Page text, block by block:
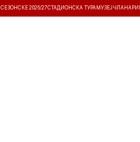
СЕЗОНСКЕ 2026/27СТАДИОНСКА ТУРА МУЗЕЈ